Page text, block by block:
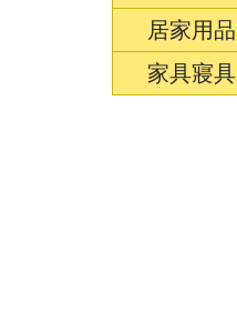
居家用品
家具寢具